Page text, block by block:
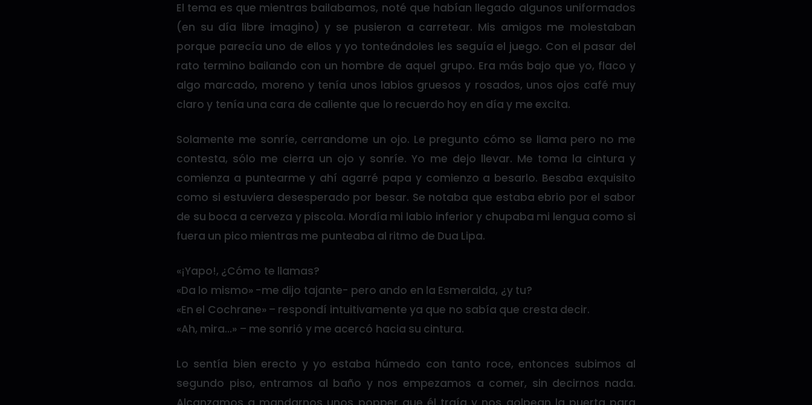
El tema es que mientras bailabamos, noté que habían llegado algunos uniformados
(en su día libre imagino) y se pusieron a carretear. Mis amigos me molestaban
porque parecía uno de ellos y yo tonteándoles les seguía el juego. Con el pasar del
rato termino bailando con un hombre de aquel grupo. Era más bajo que yo, flaco y
algo marcado, moreno y tenía unos labios gruesos y rosados, unos ojos café muy
claro y tenía una cara de caliente que lo recuerdo hoy en día y me excita.
Solamente me sonríe, cerrandome un ojo. Le pregunto cómo se llama pero no me
contesta, sólo me cierra un ojo y sonríe. Yo me dejo llevar. Me toma la cintura y
comienza a puntearme y ahí agarré papa y comienzo a besarlo. Besaba exquisito
como si estuviera desesperado por besar. Se notaba que estaba ebrio por el sabor
de su boca a cerveza y piscola. Mordía mi labio inferior y chupaba mi lengua como si
fuera un pico mientras me punteaba al ritmo de Dua Lipa.
«¡Yapo!, ¿Cómo te llamas?
«Da lo mismo» -me dijo tajante- pero ando en la Esmeralda, ¿y tu?
«En el Cochrane» – respondí intuitivamente ya que no sabía que cresta decir.
«Ah, mira…» – me sonrió y me acercó hacia su cintura.
Lo sentía bien erecto y yo estaba húmedo con tanto roce, entonces subimos al
segundo piso, entramos al baño y nos empezamos a comer, sin decirnos nada.